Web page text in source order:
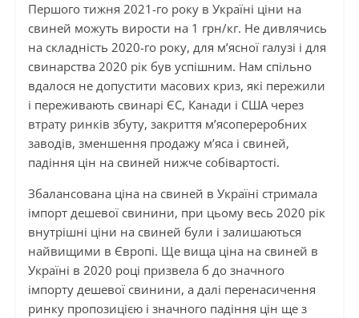
Першого тижня 2021-го року в Україні ціни на
свиней можуть вирости на 1 грн/кг. Не дивлячись
на складність 2020-го року, для м’ясної галузі і для
свинарства 2020 рік був успішним. Нам спільно
вдалося не допустити масових криз, які пережили
і переживають свинарі ЄС, Канади і США через
втрату ринків збуту, закриття м’ясопереробних
заводів, зменшення продажу м’яса і свиней,
падіння цін на свиней нижче собівартості.
Збалансована ціна на свиней в Україні стримала
імпорт дешевої свинини, при цьому весь 2020 рік
внутрішні ціни на свиней були і залишаються
найвищими в Європі. Ще вища ціна на свиней в
Україні в 2020 році призвела б до значного
імпорту дешевої свинини, а далі перенасичення
ринку пропозицією і значного падіння цін ще з